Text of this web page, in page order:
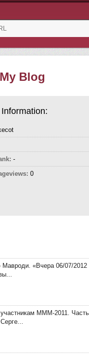
Blog
-
0
«Вчера 06/07/
МММ-2011.